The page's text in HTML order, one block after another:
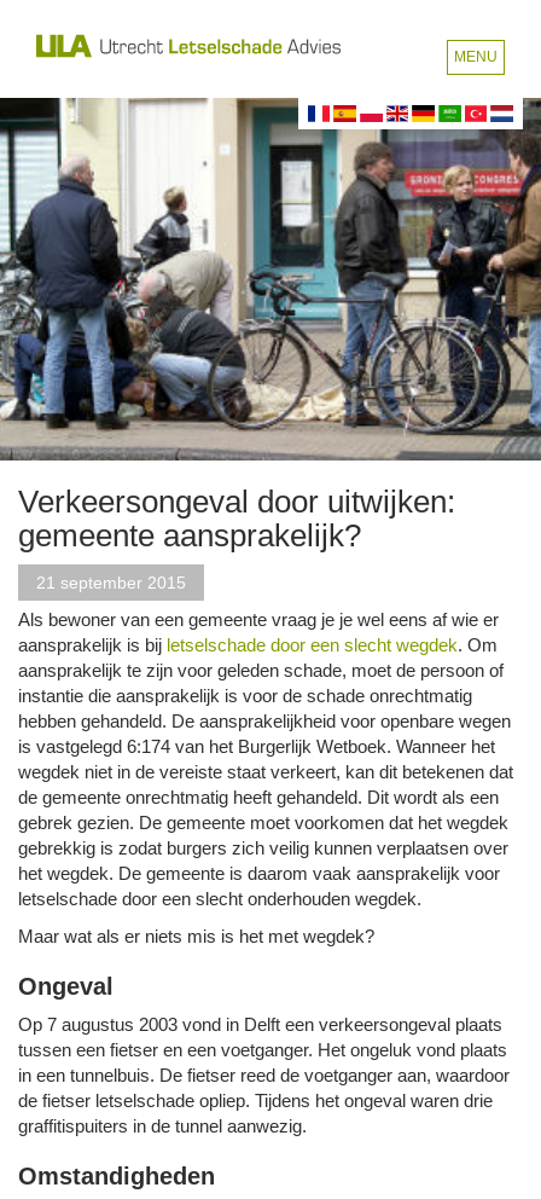
MENU
Verkeersongeval door uitwijken:
gemeente aansprakelijk?
21 september 2015
Als bewoner van een gemeente vraag je je wel eens af wie er
aansprakelijk is bij letselschade door een slecht wegdek. Om
aansprakelijk te zijn voor geleden schade, moet de persoon of
instantie die aansprakelijk is voor de schade onrechtmatig
hebben gehandeld. De aansprakelijkheid voor openbare wegen
is vastgelegd 6:174 van het Burgerlijk Wetboek. Wanneer het
wegdek niet in de vereiste staat verkeert, kan dit betekenen dat
de gemeente onrechtmatig heeft gehandeld. Dit wordt als een
gebrek gezien. De gemeente moet voorkomen dat het wegdek
gebrekkig is zodat burgers zich veilig kunnen verplaatsen over
het wegdek. De gemeente is daarom vaak aansprakelijk voor
letselschade door een slecht onderhouden wegdek.
Maar wat als er niets mis is het met wegdek?
Ongeval
Op 7 augustus 2003 vond in Delft een verkeersongeval plaats
tussen een fietser en een voetganger. Het ongeluk vond plaats
in een tunnelbuis. De fietser reed de voetganger aan, waardoor
de fietser letselschade opliep. Tijdens het ongeval waren drie
graffitispuiters in de tunnel aanwezig.
Omstandigheden